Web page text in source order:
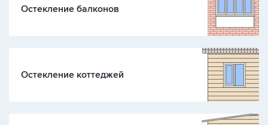
Остекление балконов
Остекление коттеджей